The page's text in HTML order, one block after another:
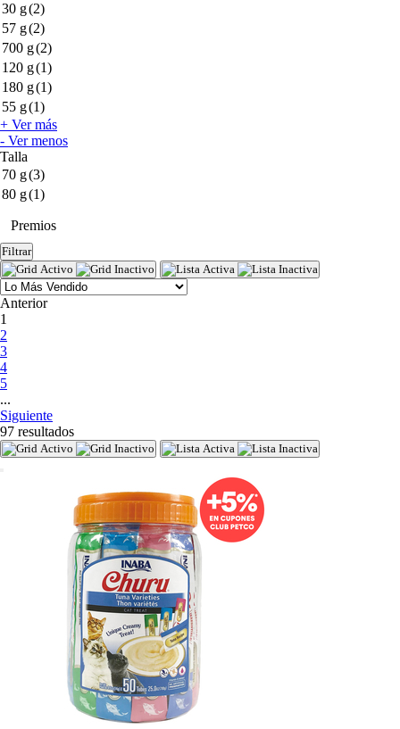
30 g(2)
57 g(2)
700 g(2)
120 g(1)
180 g(1)
55 g(1)
+ Ver más
- Ver menos
Talla
70 g(3)
80 g(1)
Premios
Filtrar
Anterior
1
2
3
4
5
...
Siguiente
97 resultados